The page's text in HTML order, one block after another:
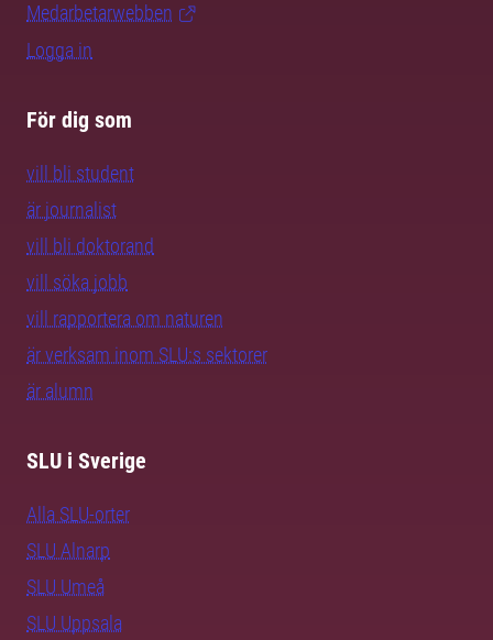
Medarbetarwebben
Logga in
För dig som
vill bli student
är journalist
vill bli doktorand
vill söka jobb
vill rapportera om naturen
är verksam inom SLU:s sektorer
är alumn
SLU i Sverige
Alla SLU-orter
SLU Alnarp
SLU Umeå
SLU Uppsala